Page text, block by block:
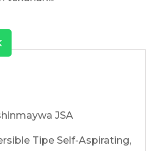
JSA
Tipe Self-Aspirating,